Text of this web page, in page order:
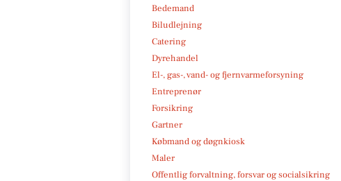
Bedemand
Biludlejning
Catering
Dyrehandel
El-, gas-, vand- og fjernvarmeforsyning
Entreprenør
Forsikring
Gartner
Købmand og døgnkiosk
Maler
Offentlig forvaltning, forsvar og socialsikring